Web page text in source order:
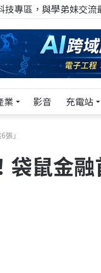
技專區，與學弟妹交流
業 影音 充電站
」
袋鼠金融